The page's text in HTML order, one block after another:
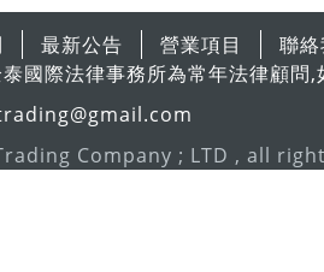
最新公告 營業項目
聯
國際法律事務所為常年法律顧
Company ; LTD , all